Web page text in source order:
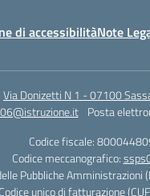
di accessibilitàNote
Via Donizetti N 1 - 07100
Posta
Codice fiscale:
Codice meccanografico:
delle Pubbliche
Codice unico di fatturazione